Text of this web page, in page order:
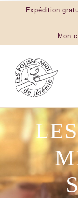
Expédition
Mon